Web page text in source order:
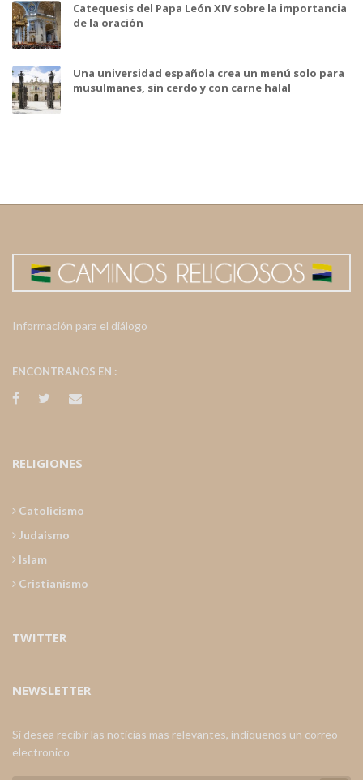
Catequesis del Papa León XIV sobre la importancia
de la oración
Una universidad española crea un menú solo para
musulmanes, sin cerdo y con carne halal
Información para el diálogo
ENCONTRANOS EN :
RELIGIONES
Catolicismo
Judaismo
Islam
Cristianismo
TWITTER
NEWSLETTER
Si desea recibir las noticias mas relevantes, indiquenos un correo
electronico